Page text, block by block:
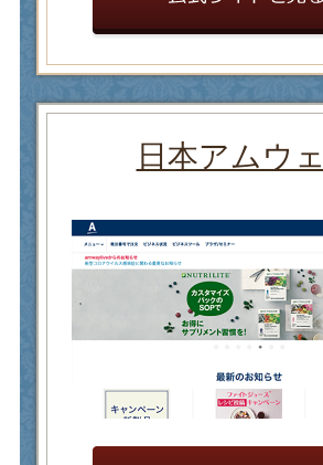
日本アムウ